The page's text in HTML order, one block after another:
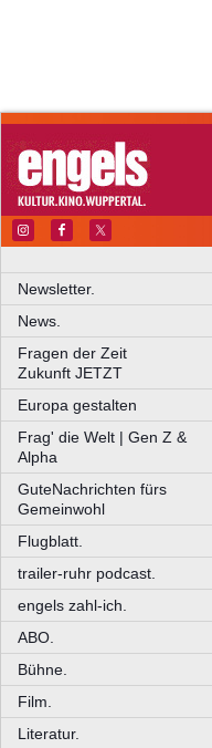
Newsletter.
News.
Fragen der Zeit
Zukunft JETZT
Europa gestalten
Frag' die Welt | Gen Z &
Alpha
GuteNachrichten fürs
Gemeinwohl
Flugblatt.
trailer-ruhr podcast.
engels zahl-ich.
ABO.
Bühne.
Film.
Literatur.